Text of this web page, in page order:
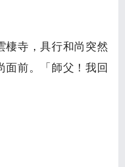
棲寺，具行和尚突然
面前。「師父！我回